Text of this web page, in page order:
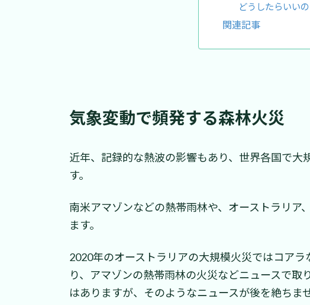
どうしたらいいの
関連記事
気象変動で頻発する森林火災
近年、記録的な熱波の影響もあり、世界各国で大
す。
南米アマゾンなどの熱帯雨林や、オーストラリア
ます。
2020年のオーストラリアの大規模火災ではコア
り、アマゾンの熱帯雨林の火災などニュースで取
はありますが、そのようなニュースが後を絶ちませ